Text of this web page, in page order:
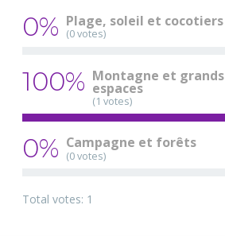
0% Plage, soleil et cocotiers
(0 votes)
100% Montagne et grands
espaces
(1 votes)
0% Campagne et forêts
(0 votes)
Total votes: 1